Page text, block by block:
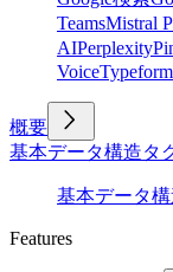
TeamsMistral
AIPerplexity
VoiceTypeform
概要
基本データ構造タ
基本データ
Features